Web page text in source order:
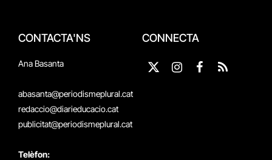
CONTACTA'NS
Ana Basanta
abasanta@periodismeplural.cat
redaccio@diarieducacio.cat
publicitat@periodismeplural.cat
Telèfon:
CONNECTA
X
InstagramFacebook
RSS